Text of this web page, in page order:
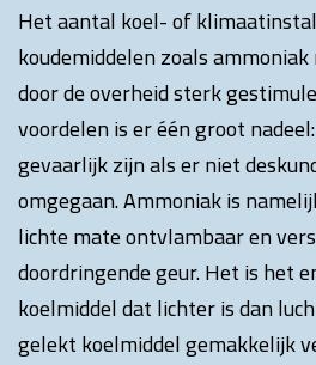
Het aantal koel- of
koudemiddelen zoals
door de overheid sterk
voordelen is er één groot
gevaarlijk zijn als er niet
omgegaan. Ammoniak is
lichte mate ontvlambaar en
doordringende geur. Het is het
koelmiddel dat lichter is dan
gelekt koelmiddel gemakkelijk